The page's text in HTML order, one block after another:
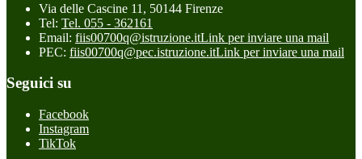
Via delle Cascine 11, 50144 Firenze
Tel: Tel. 055 - 362161
Email: fiis00700q@istruzione.itLink per inviare una mail
PEC: fiis00700q@pec.istruzione.itLink per inviare una mail
Seguici su
Facebook
Instagram
TikTok